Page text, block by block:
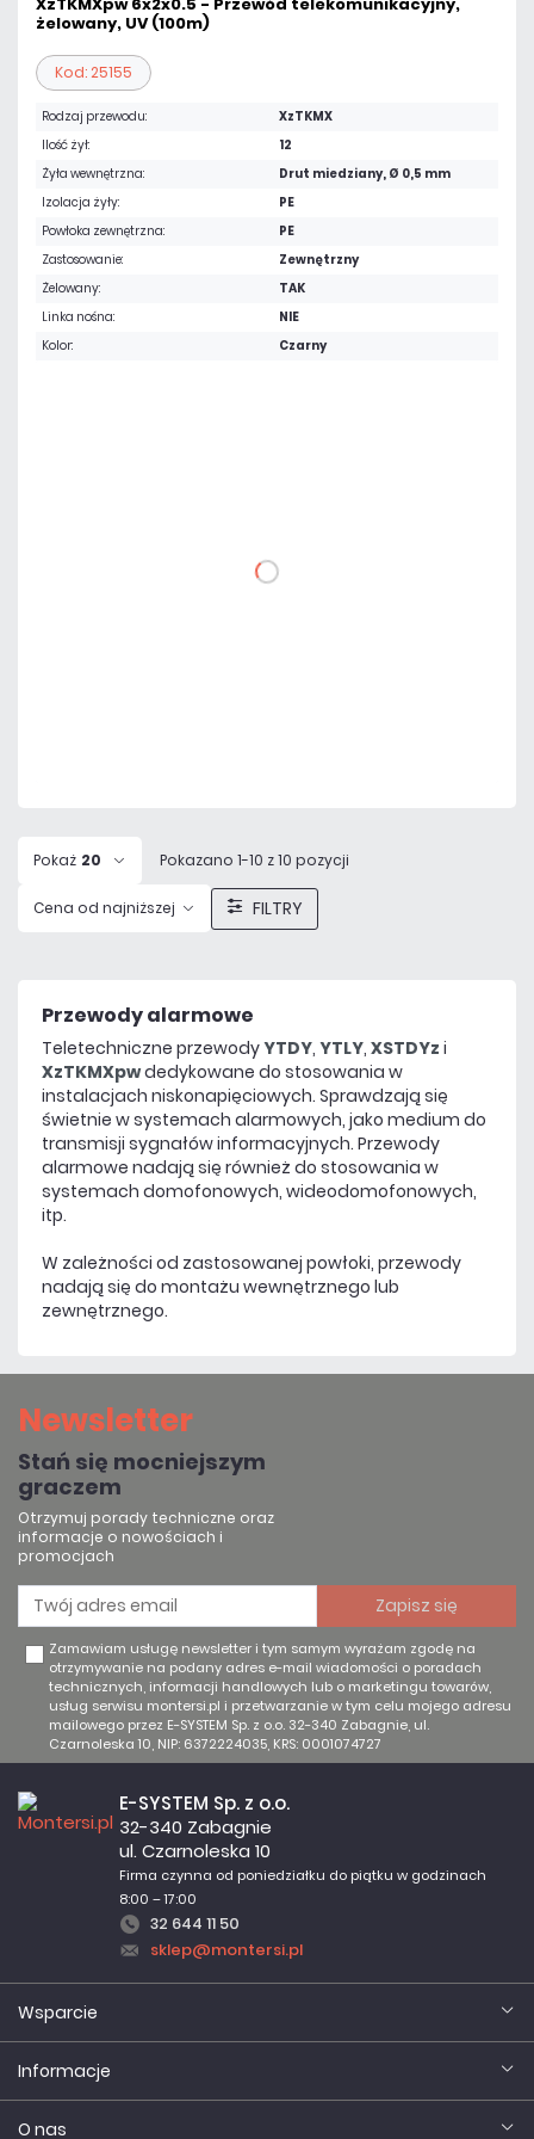
żelowany, UV (100m)
Kod: 25155
Rodzaj przewodu:
XzTKMX
Ilość żył:
12
Żyła wewnętrzna:
Drut miedziany, Ø 0,5 mm
Izolacja żyły:
PE
Powłoka zewnętrzna:
PE
Zastosowanie:
Zewnętrzny
Żelowany:
TAK
Linka nośna:
NIE
Kolor:
Czarny
Pokaż 20 Pokazano 1-10 z 10 pozycji
Cena od najniższej FILTRY
Przewody alarmowe
Teletechniczne przewodyYTDY, YTLY, XSTDYz i
XzTKMXpwdedykowane do stosowania w
instalacjach niskonapięciowych. Sprawdzają się
świetnie w systemach alarmowych, jako medium do
transmisji sygnałów informacyjnych. Przewody
alarmowe nadają się również do stosowania w
systemach domofonowych, wideodomofonowych,
itp.
W zależności od zastosowanej powłoki, przewody
nadają się do montażu wewnętrznego lub
zewnętrznego.
Newsletter
Stań się mocniejszym
graczem
Otrzymuj porady techniczne oraz
informacje o nowościach i
promocjach
Zamawiam usługę newsletter i tym samym wyrażam zgodę na
otrzymywanie na podany adres e-mail wiadomości o poradach
technicznych, informacji handlowych lub o marketingu towarów,
usług serwisu montersi.pl i przetwarzanie w tym celu mojego adresu
mailowego przez E-SYSTEM Sp. z o.o. 32-340 Zabagnie, ul.
Czarnoleska 10, NIP: 6372224035, KRS: 0001074727
Firma czynna od poniedziałku do piątku w godzinach
8:00 – 17:00
E-SYSTEM Sp. z o.o.
32-340 Zabagnie
ul. Czarnoleska 10
32 644 11 50
sklep@montersi.pl
Wsparcie
Informacje
O nas